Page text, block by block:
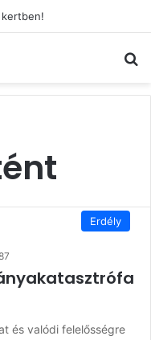
kertben!
Erdély
és valódi felelősségre